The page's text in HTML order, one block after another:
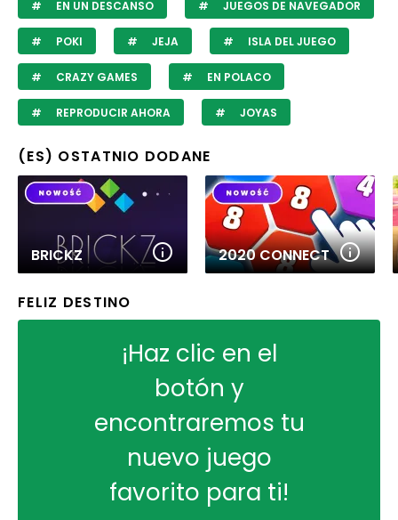
EN UN DESCANSO JUEGOS DE NAVEGADOR
POKI JEJA ISLA DEL JUEGO
CRAZY GAMES EN POLACO
REPRODUCIR AHORA JOYAS
(ES) OSTATNIO DODANE
BRICKZ 2020 CONNECT
FELIZ DESTINO
¡Haz clic en el
botón y
encontraremos tu
nuevo juego
favorito para ti!